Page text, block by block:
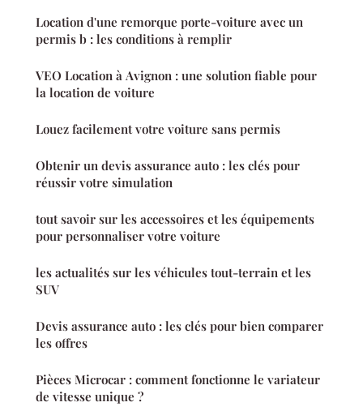
Location d'une remorque porte-voiture avec un
permis b : les conditions à remplir
VEO Location à Avignon : une solution fiable pour
la location de voiture
Louez facilement votre voiture sans permis
Obtenir un devis assurance auto : les clés pour
réussir votre simulation
tout savoir sur les accessoires et les équipements
pour personnaliser votre voiture
les actualités sur les véhicules tout-terrain et les
SUV
Devis assurance auto : les clés pour bien comparer
les offres
Pièces Microcar : comment fonctionne le variateur
de vitesse unique ?